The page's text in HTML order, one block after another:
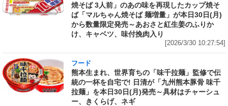
焼そば 3人前」のあの味を再現したカップ焼そ
ば「マルちゃん焼そば 麺増量」が本日30日(月)
から数量限定発売～あおさと紅生姜のふりか
け、キャベツ、味付挽肉入り
[2026/3/30 10:27:54]
フード
熊本生まれ、世界育ちの「味千拉麺」監修で伝
統の一杯を自宅で! 日清が「九州熊本豚骨 味千
拉麺」を本日30日(月)発売～具材はチャーシュ
ー、きくらげ、ネギ